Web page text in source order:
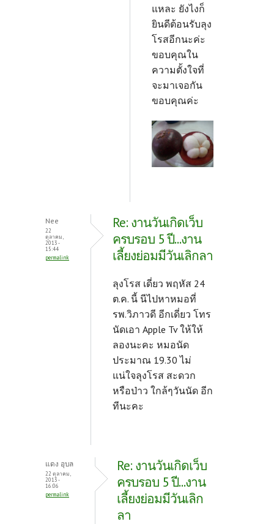
แหละ ยังไงก็
ยินดีต้อนรับลุง
โรสอีกนะค่ะ
ขอบคุณใน
ความตั้งใจที่
จะมาเจอกัน
ขอบคุณค่ะ
Nee
22
ตุลาคม,
2013 -
15:44
permalink
Re: งานวันเกิดเว็บ
ครบรอบ 5 ปี...งาน
เลี้ยงย่อมมีวันเลิกลา
ลุงโรส เดี่ยว พฤหัส 24
ต.ค. นี้ นีไปหาหมอที่
รพ.วิภาวดี อีกเดี่ยว โทร
นัดเอา Apple Tv ให้ให้
ลองนะคะ หมอนัด
ประมาณ 19.30 ไม่
แน่ใจลุงโรส สะดวก
หรือป่าว ใกล้ๆวันนัด อีก
ทีนะคะ
แดง อุบล
22 ตุลาคม,
2013 -
16:06
permalink
Re: งานวันเกิดเว็บ
ครบรอบ 5 ปี...งาน
เลี้ยงย่อมมีวันเลิก
ลา